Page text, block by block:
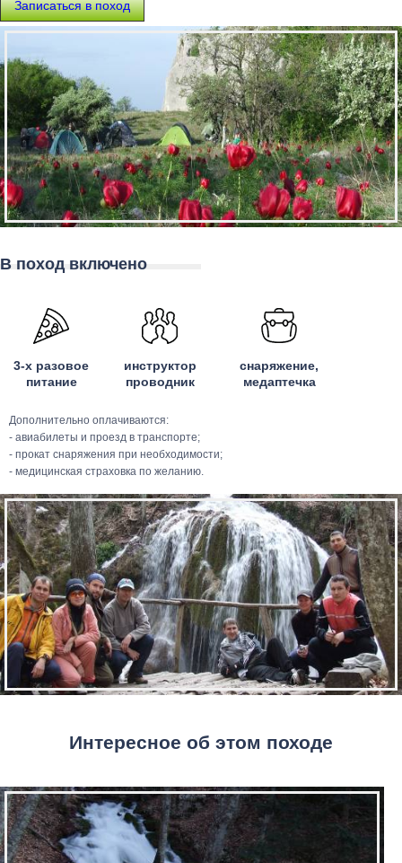
Записаться в поход
В поход включено
3-х разовое
питание
инструктор
проводник
снаряжение,
медаптечка
Дополнительно оплачиваются:
- авиабилеты и проезд в транспорте;
- прокат снаряжения при необходимости;
- медицинская страховка по желанию.
Интересное об этом походе